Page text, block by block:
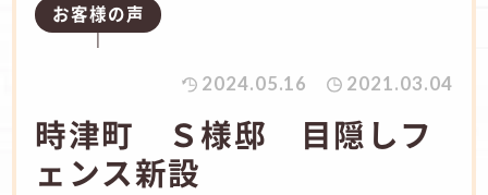
お客様の声
2024.05.16 2021.03.04
時津町 Ｓ様邸 目隠しフ
ェンス新設